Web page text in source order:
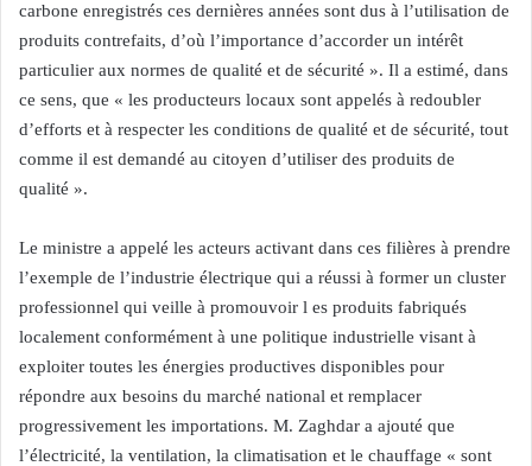
carbone enregistrés ces dernières années sont dus à l’utilisation de
produits contrefaits, d’où l’importance d’accorder un intérêt
particulier aux normes de qualité et de sécurité ». Il a estimé, dans
ce sens, que « les producteurs locaux sont appelés à redoubler
d’efforts et à respecter les conditions de qualité et de sécurité, tout
comme il est demandé au citoyen d’utiliser des produits de
qualité ».
Le ministre a appelé les acteurs activant dans ces filières à prendre
l’exemple de l’industrie électrique qui a réussi à former un cluster
professionnel qui veille à promouvoir l es produits fabriqués
localement conformément à une politique industrielle visant à
exploiter toutes les énergies productives disponibles pour
répondre aux besoins du marché national et remplacer
progressivement les importations. M. Zaghdar a ajouté que
l’électricité, la ventilation, la climatisation et le chauffage « sont